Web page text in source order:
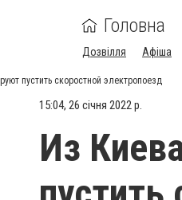
Головна
Дозвілля Афіша
пустить скоростной электропоезд
15:04, 26 січня 2022 р.
Из